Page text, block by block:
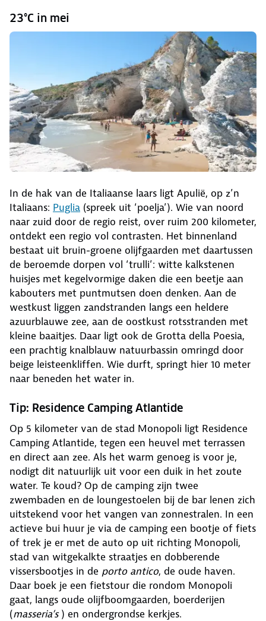
23°C in mei
In de hak van de Italiaanse laars ligt Apulië, op z’n
Italiaans: Puglia (spreek uit ‘poelja’). Wie van noord
naar zuid door de regio reist, over ruim 200 kilometer,
ontdekt een regio vol contrasten. Het binnenland
bestaat uit bruin-groene olijfgaarden met daartussen
de beroemde dorpen vol ‘trulli’: witte kalkstenen
huisjes met kegelvormige daken die een beetje aan
kabouters met puntmutsen doen denken. Aan de
westkust liggen zandstranden langs een heldere
azuurblauwe zee, aan de oostkust rotsstranden met
kleine baaitjes. Daar ligt ook de Grotta della Poesia,
een prachtig knalblauw natuurbassin omringd door
beige leisteenkliffen. Wie durft, springt hier 10 meter
naar beneden het water in.
Tip: Residence Camping Atlantide
Op 5 kilometer van de stad Monopoli ligt Residence
Camping Atlantide, tegen een heuvel met terrassen
en direct aan zee. Als het warm genoeg is voor je,
nodigt dit natuurlijk uit voor een duik in het zoute
water. Te koud? Op de camping zijn twee
zwembaden en de loungestoelen bij de bar lenen zich
uitstekend voor het vangen van zonnestralen. In een
actieve bui huur je via de camping een bootje of fiets
of trek je er met de auto op uit richting Monopoli,
stad van witgekalkte straatjes en dobberende
vissersbootjes in de porto antico, de oude haven.
Daar boek je een fietstour die rondom Monopoli
gaat, langs oude olijfboomgaarden, boerderijen
(masseria’s) en ondergrondse kerkjes.